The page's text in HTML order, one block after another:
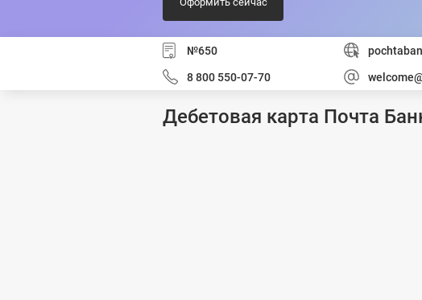
№650
8 800 550-07-70
Дебетовая карта Почта